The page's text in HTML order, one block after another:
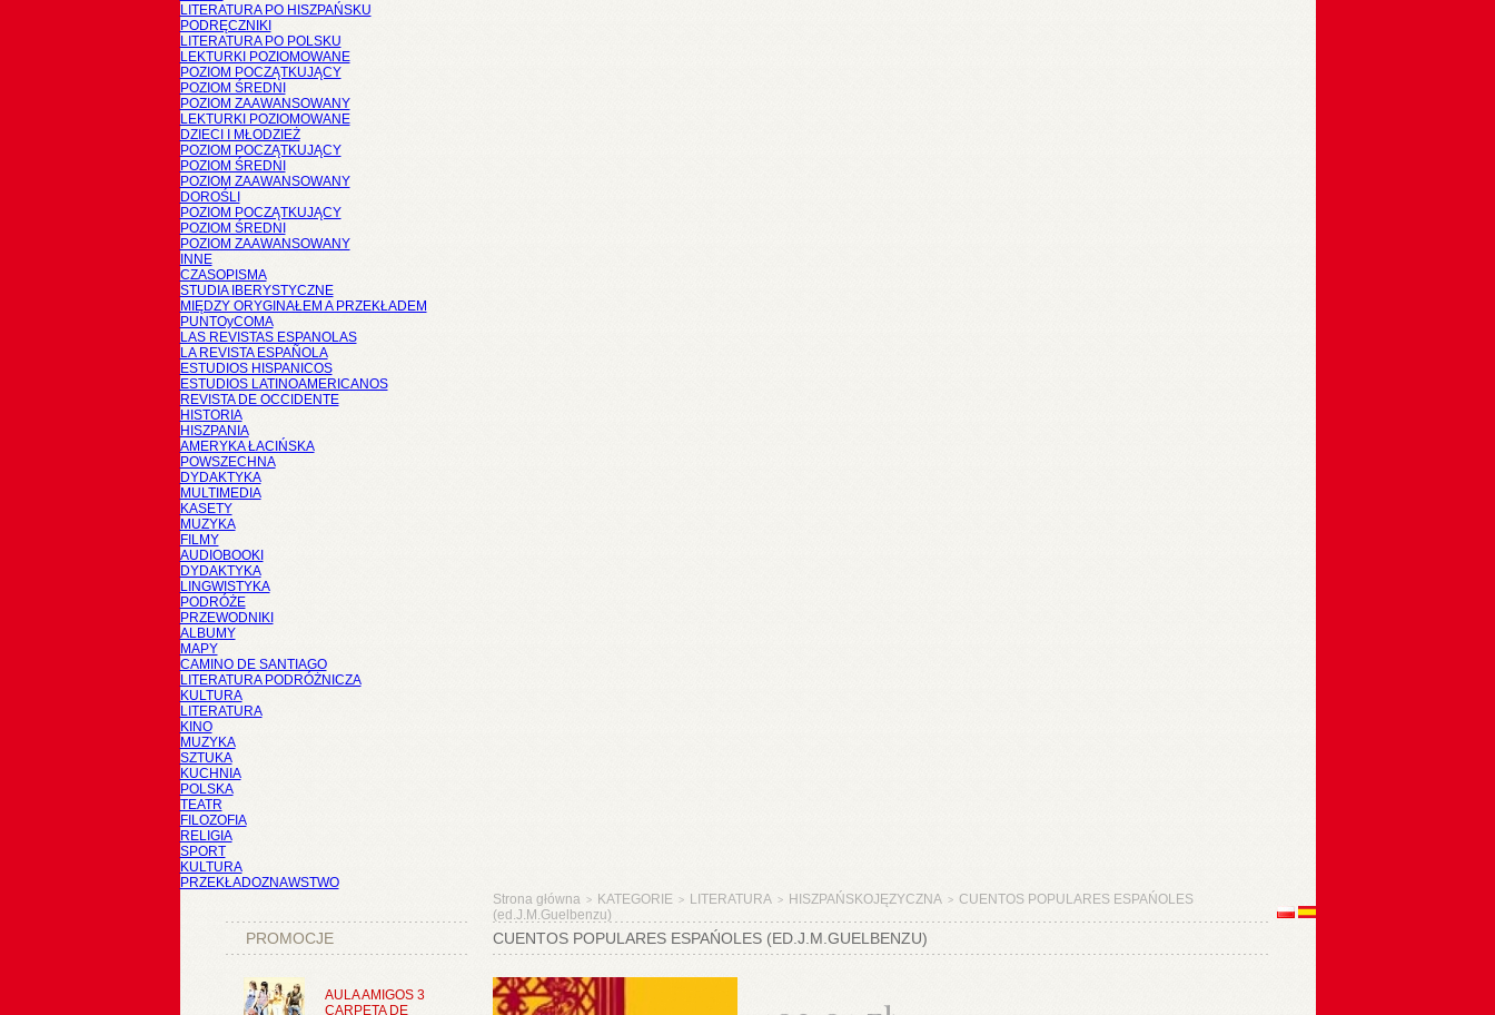
LITERATURA PO HISZPAŃSKU
PODRĘCZNIKI
LITERATURA PO POLSKU
LEKTURKI POZIOMOWANE
POZIOM POCZĄTKUJĄCY
POZIOM ŚREDNI
POZIOM ZAAWANSOWANY
LEKTURKI POZIOMOWANE
DZIECI I MŁODZIEŻ
POZIOM POCZĄTKUJĄCY
POZIOM ŚREDNI
POZIOM ZAAWANSOWANY
DOROŚLI
POZIOM POCZĄTKUJĄCY
POZIOM ŚREDNI
POZIOM ZAAWANSOWANY
INNE
CZASOPISMA
STUDIA IBERYSTYCZNE
MIĘDZY ORYGINAŁEM A PRZEKŁADEM
PUNTOyCOMA
LAS REVISTAS ESPANOLAS
LA REVISTA ESPAÑOLA
ESTUDIOS HISPANICOS
ESTUDIOS LATINOAMERICANOS
REVISTA DE OCCIDENTE
HISTORIA
HISZPANIA
AMERYKA ŁACIŃSKA
POWSZECHNA
DYDAKTYKA
MULTIMEDIA
KASETY
MUZYKA
FILMY
AUDIOBOOKI
DYDAKTYKA
LINGWISTYKA
PODRÓŻE
PRZEWODNIKI
ALBUMY
MAPY
CAMINO DE SANTIAGO
LITERATURA PODRÓŻNICZA
KULTURA
LITERATURA
KINO
MUZYKA
SZTUKA
KUCHNIA
POLSKA
TEATR
FILOZOFIA
RELIGIA
SPORT
KULTURA
PRZEKŁADOZNAWSTWO
PROMOCJE
AULA AMIGOS 3
CARPETA DE
Strona główna > KATEGORIE > LITERATURA > HISZPAŃSKOJĘZYCZNA > CUENTOS POPULARES ESPAŃOLES
(ed.J.M.Guelbenzu)
CUENTOS POPULARES ESPAŃOLES (ED.J.M.GUELBENZU)